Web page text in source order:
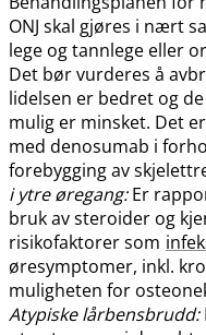
ONJ skal gjøres i nært
lege og tannlege eller
Det bør vurderes å
lidelsen er bedret og
mulig er minsket. Det
med denosumab i
forebygging av
i ytre øregang:Er
bruk av steroider og
risikofaktorer som
øresymptomer, inkl.
muligheten for
Atypiske lårbensbrudd: